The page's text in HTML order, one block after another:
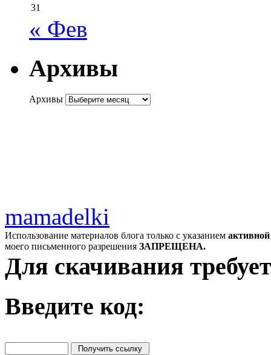
31
« Фев
Архивы
Архивы
mamadelki
Использование материалов блога только с указанием
моего письменного разрешения ЗАПРЕЩЕНА.
Для скачивания
Введите код: